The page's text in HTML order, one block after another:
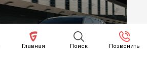
Главная Поиск Позвонить